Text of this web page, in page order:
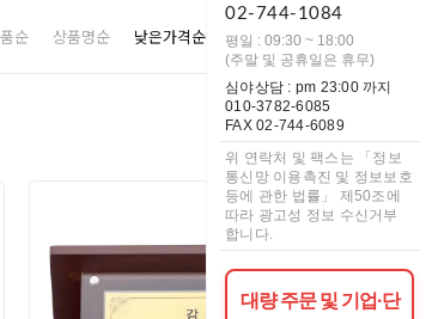
02-744-1084
평일 : 09:30 ~ 18:00
(주말 및 공휴일은 휴무)
심야상담 : pm 23:00 까지
010-3782-6085
FAX 02-744-6089
위 연락처 및 팩스는 「정보
통신망 이용촉진 및 정보보호
등에 관한 법률」 제50조에
따라 광고성 정보 수신거부
합니다.
대량 주문 및 기업·단
순 상품명순 낮은가격순 높은가격순 리뷰순